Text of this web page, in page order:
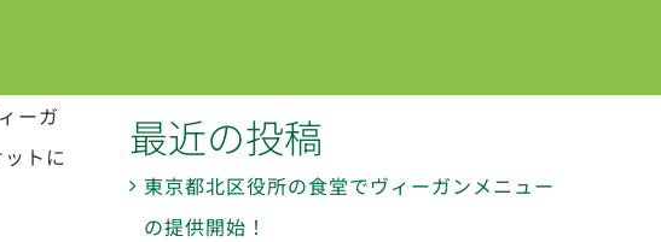
ーガ
トに
最近の投稿
東京都北区役所の食堂でヴィーガンメニュー
の提供開始！